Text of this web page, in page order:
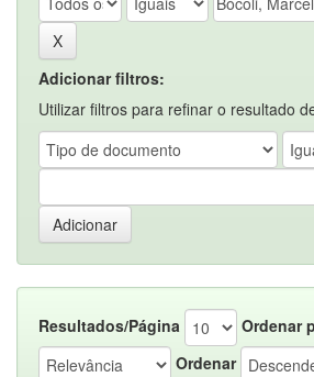
Adicionar filtros:
Utilizar filtros para refinar o resultado
Resultados/Página
Ordenar
Ordenar